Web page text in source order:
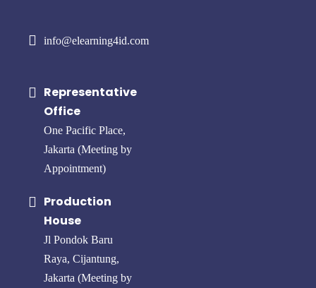
info@elearning4id.com
Representative
Office
One Pacific Place,
Jakarta (Meeting by
Appointment)
Production
House
Jl Pondok Baru
Raya, Cijantung,
Jakarta (Meeting by